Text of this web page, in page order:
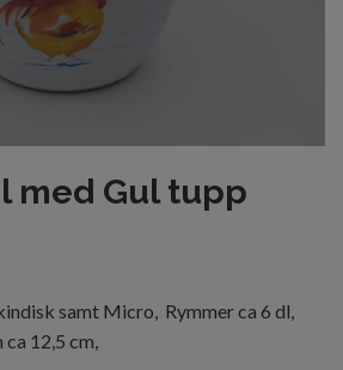
med Gul tupp
samt Micro, Rymmer ca 6 dl,
12,5 cm,